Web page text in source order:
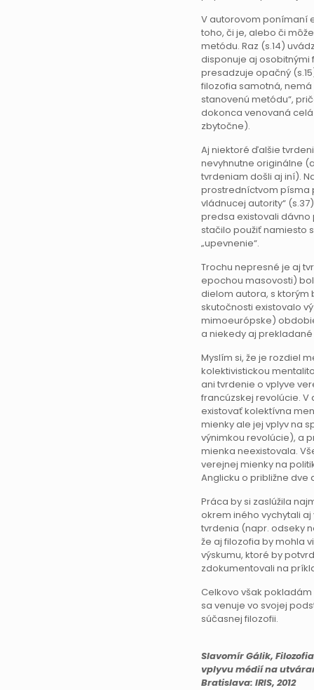
V autorovom ponímaní
toho, či je, alebo či
metódu. Raz (s.14)
disponuje aj osobitnými
presadzuje opačný
filozofia samotná,
stanovenú metódu“,
dokonca venovaná
zbytočne).
Aj niektoré ďalšie
nevyhnutne originálne
tvrdeniam došli aj iní).
prostredníctvom písma
vládnucej autority“
predsa existovali
stačilo použiť namiesto
„upevnenie“.
Trochu nepresné je aj
epochou masovosti)
dielom autora, s ktorým
skutočnosti existovalo
mimoeurópske)
a niekedy aj
Myslím si, že je rozdiel
kolektivistickou
ani tvrdenie o vplyve
francúzskej revolúcie. V
existovať kolektívna
mienky ale jej vplyv na
výnimkou revolúcie), a
mienka neexistovala.
verejnej mienky na
Anglicku o približne
Práca by si zaslúžila
okrem iného vychytali
tvrdenia (napr. odseky
že aj filozofia by mohla
výskumu, ktoré by
zdokumentovali na
Celkovo však pokladám
sa venuje vo svojej
súčasnej filozofii.
Slavomír Gálik,
vplyvu médií na
Bratislava: IRIS, 2012